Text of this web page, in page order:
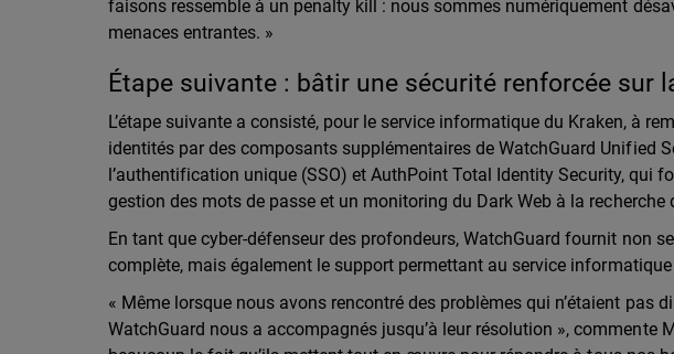
faisons ressemble à un penalty kill : nous sommes numériquement
menaces entrantes. »
Étape suivante : bâtir une sécurité renforcée sur
L’étape suivante a consisté, pour le service informatique du Kraken, à
identités par des composants supplémentaires de WatchGuard Unified
l’authentification unique (SSO) et AuthPoint Total Identity Security, qui
gestion des mots de passe et un monitoring du Dark Web à la
En tant que cyber-défenseur des profondeurs, WatchGuard fournit non
complète, mais également le support permettant au service
« Même lorsque nous avons rencontré des problèmes qui n’étaient pas
WatchGuard nous a accompagnés jusqu’à leur résolution », commente